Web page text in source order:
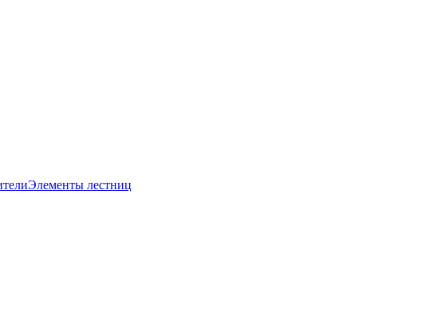
Элементы лестниц